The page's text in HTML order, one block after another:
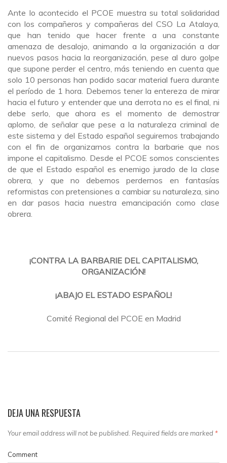
Ante lo acontecido el PCOE muestra su total solidaridad
con los compañeros y compañeras del CSO La Atalaya,
que han tenido que hacer frente a una constante
amenaza de desalojo, animando a la organización a dar
nuevos pasos hacia la reorganización, pese al duro golpe
que supone perder el centro, más teniendo en cuenta que
solo 10 personas han podido sacar material fuera durante
el período de 1 hora. Debemos tener la entereza de mirar
hacia el futuro y entender que una derrota no es el final, ni
debe serlo, que ahora es el momento de demostrar
aplomo, de señalar que pese a la naturaleza criminal de
este sistema y del Estado español seguiremos trabajando
con el fin de organizarnos contra la barbarie que nos
impone el capitalismo. Desde el PCOE somos conscientes
de que el Estado español es enemigo jurado de la clase
obrera, y que no debemos perdernos en fantasías
reformistas con pretensiones a cambiar su naturaleza, sino
en dar pasos hacia nuestra emancipación como clase
obrera.
¡CONTRA LA BARBARIE DEL CAPITALISMO,
ORGANIZACIÓN!
¡ABAJO EL ESTADO ESPAÑOL!
Comité Regional del PCOE en Madrid
DEJA UNA RESPUESTA
Your email address will not be published. Required fields are marked *
Comment